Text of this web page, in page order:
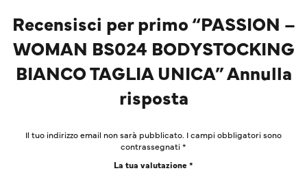
Recensisci per primo “PASSION –
WOMAN BS024 BODYSTOCKING
BIANCO TAGLIA UNICA” Annulla
risposta
Il tuo indirizzo email non sarà pubblicato. I campi obbligatori sono
contrassegnati*
La tua valutazione*